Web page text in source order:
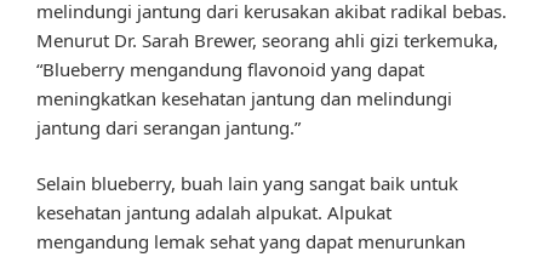
melindungi jantung dari kerusakan akibat radikal bebas.
Menurut Dr. Sarah Brewer, seorang ahli gizi terkemuka,
“Blueberry mengandung flavonoid yang dapat
meningkatkan kesehatan jantung dan melindungi
jantung dari serangan jantung.”
Selain blueberry, buah lain yang sangat baik untuk
kesehatan jantung adalah alpukat. Alpukat
mengandung lemak sehat yang dapat menurunkan